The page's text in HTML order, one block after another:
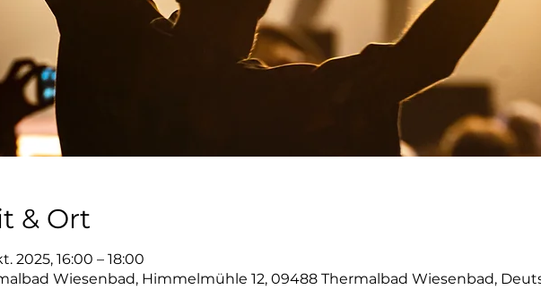
& Ort
2025, 16:00 – 18:00
Wiesenbad, Himmelmühle 12, 09488 Thermalbad Wiesenbad,